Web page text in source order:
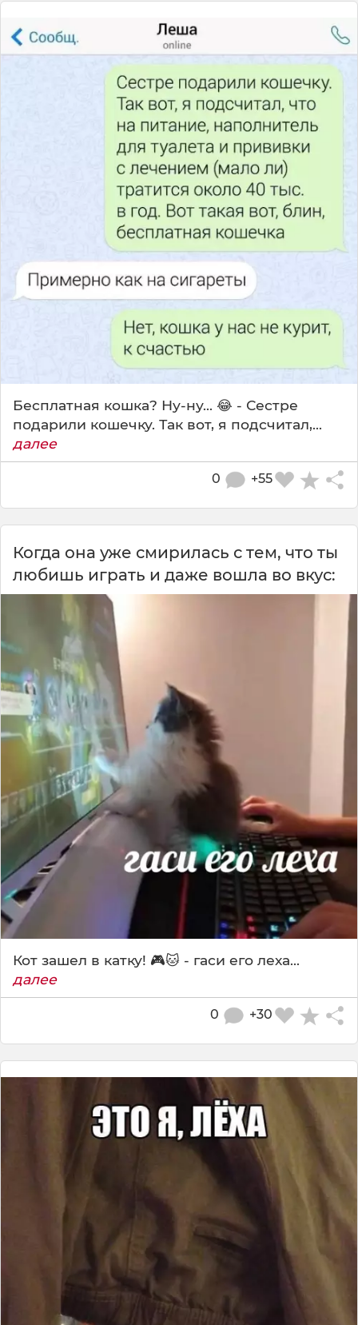
Бесплатная кошка? Ну-ну... 😂 - Сестре
подарили кошечку. Так вот, я подсчитал,...
далее
+55
0
Когда она уже смирилась с тем, что ты
любишь играть и даже вошла во вкус:
Кот зашел в катку! 🎮🐱 - гаси его леха...
далее
+30
0